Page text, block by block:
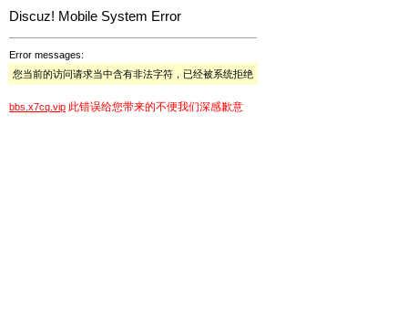
Discuz! Mobile System Error
Error messages:
您当前的访问请求当中含有非法字符，已经被系统拒绝
bbs.x7cq.vip 此错误给您带来的不便我们深感歉意